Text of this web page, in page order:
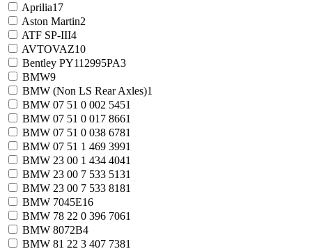
Aprilia17
Aston Martin2
ATF SP-III4
AVTOVAZ10
Bentley PY112995PA3
BMW9
BMW (Non LS Rear Axles)1
BMW 07 51 0 002 5451
BMW 07 51 0 017 8661
BMW 07 51 0 038 6781
BMW 07 51 1 469 3991
BMW 23 00 1 434 4041
BMW 23 00 7 533 5131
BMW 23 00 7 533 8181
BMW 7045E16
BMW 78 22 0 396 7061
BMW 8072B4
BMW 81 22 3 407 7381